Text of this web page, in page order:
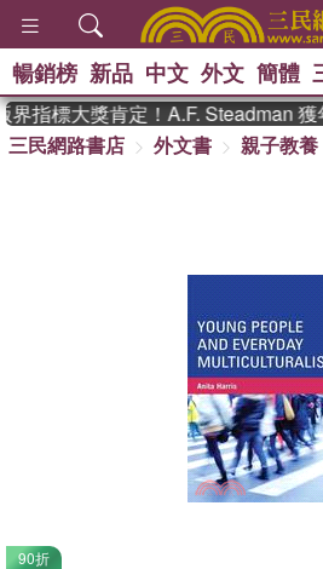
熱搜： 東
偉大的迷
暢銷榜 新品 中文 外文 簡體
指標大獎肯定！A.F. Steadman 獲
三民網路書店
外文書 親子教養
90折